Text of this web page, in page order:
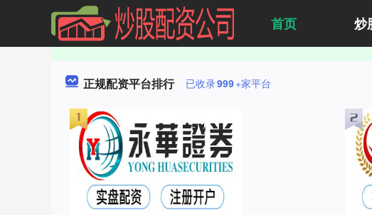
首页 炒
正规配资平台排行 已收录999+家平台